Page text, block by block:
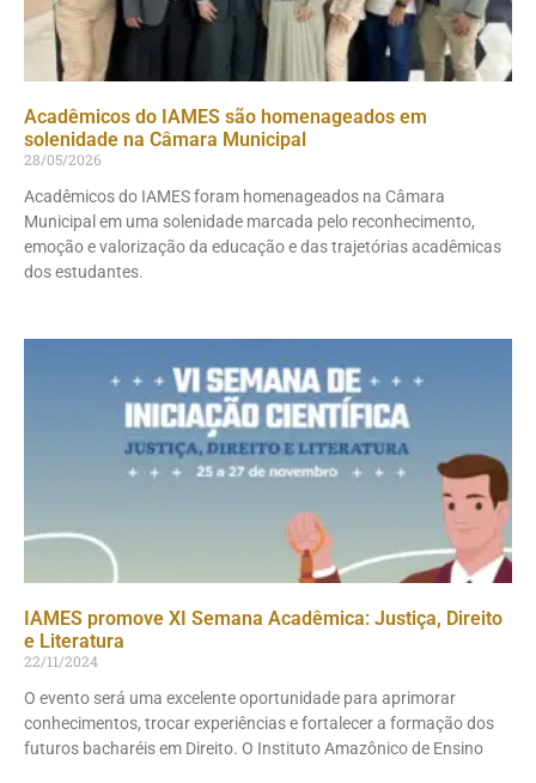
Acadêmicos do IAMES são homenageados em
solenidade na Câmara Municipal
28/05/2026
Acadêmicos do IAMES foram homenageados na Câmara
Municipal em uma solenidade marcada pelo reconhecimento,
emoção e valorização da educação e das trajetórias acadêmicas
dos estudantes.
IAMES promove XI Semana Acadêmica: Justiça, Direito
e Literatura
22/11/2024
O evento será uma excelente oportunidade para aprimorar
conhecimentos, trocar experiências e fortalecer a formação dos
futuros bacharéis em Direito. O Instituto Amazônico de Ensino